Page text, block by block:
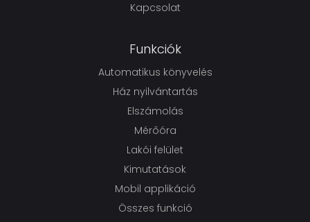
Kapcsolat
Funkciók
Automatikus könyvelés
Ház nyilvántartás
Elszámolás
Mérőóra
Lakói felület
Kimutatások
Mobil applikáció
Összes funkció